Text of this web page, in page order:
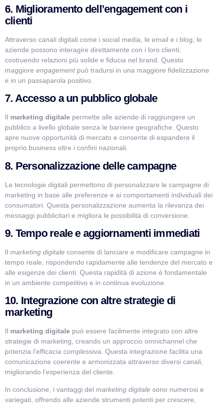
6. Miglioramento dell’engagement con i
clienti
Attraverso canali digitali come i social media, le email e i blog, le
aziende possono interagire direttamente con i loro clienti,
costruendo relazioni più solide e fiducia nel brand. Questo
maggiore engagementpuò tradursi in una maggiore fidelizzazione
e in un passaparola positivo.
7. Accesso a un pubblico globale
Il marketing digitale permette alle aziende di raggiungere un
pubblico a livello globale senza le barriere geografiche. Questo
apre nuove opportunità di mercato e consente di espandere il
proprio business oltre i confini nazionali.
8. Personalizzazione delle campagne
Le tecnologie digitali permettono di personalizzare le campagne di
marketing in base alle preferenze e ai comportamenti individuali dei
consumatori. Questa personalizzazione aumenta la rilevanza dei
messaggi pubblicitari e migliora le possibilità di conversione.
9. Tempo reale e aggiornamenti immediati
Il marketing digitale consente di lanciare e modificare campagne in
tempo reale, rispondendo rapidamente alle tendenze del mercato e
alle esigenze dei clienti. Questa rapidità di azione è fondamentale
in un ambiente competitivo e in continua evoluzione.
10. Integrazione con altre strategie di
marketing
Il marketing digitale può essere facilmente integrato con altre
strategie di marketing, creando un approccio omnichannel che
potenzia l’efficacia complessiva. Questa integrazione facilita una
comunicazione coerente e armonizzata attraverso diversi canali,
migliorando l’esperienza del cliente.
In conclusione, i vantaggi del marketing digitale sono numerosi e
variegati, offrendo alle aziende strumenti potenti per crescere,